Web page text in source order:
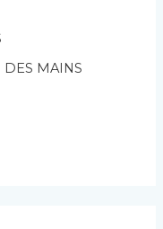
DES MAINS